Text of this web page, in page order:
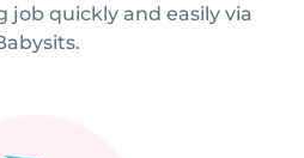
quickly and easily via